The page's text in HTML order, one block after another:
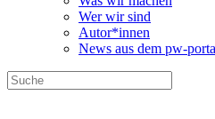
Wer wir sind
Autor*innen
News aus dem pw-